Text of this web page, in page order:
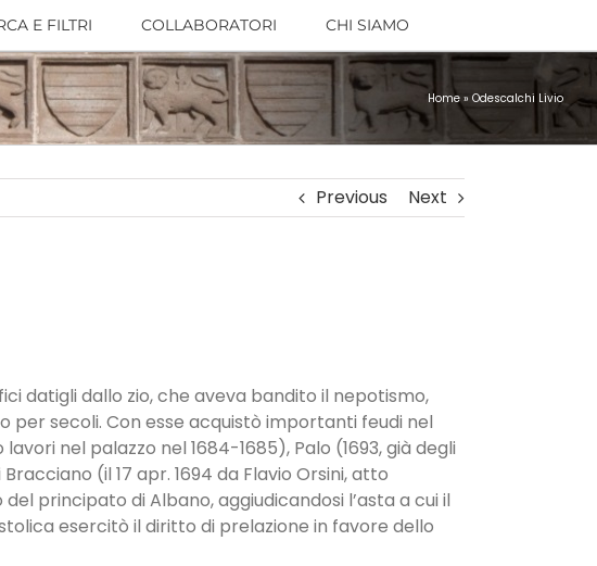
E FILTRI COLLABORATORI CHI SIAMO
Home » Odescalchi Livio
Previous Next
datigli dallo zio, che aveva bandito il nepotismo,
secoli. Con esse acquistò importanti feudi nel
nel palazzo nel 1684-1685), Palo (1693, già degli
(il 17 apr. 1694 da Flavio Orsini, atto
principato di Albano, aggiudicandosi l’asta a cui il
esercitò il diritto di prelazione in favore dello